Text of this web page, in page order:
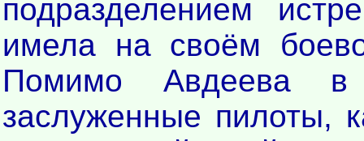
подразделением
имела на своём
Помимо Авдеева в
заслуженные пилоты,